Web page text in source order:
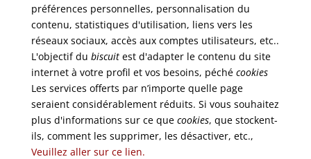
préférences personnelles, personnalisation du
contenu, statistiques d'utilisation, liens vers les
réseaux sociaux, accès aux comptes utilisateurs, etc..
L'objectif du biscuitest d'adapter le contenu du site
internet à votre profil et vos besoins, péché cookies
Les services offerts par n’importe quelle page
seraient considérablement réduits. Si vous souhaitez
plus d'informations sur ce que cookies, que stockent-
ils, comment les supprimer, les désactiver, etc.,
Veuillez aller sur ce lien.